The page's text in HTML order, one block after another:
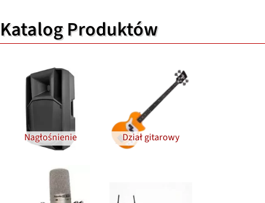
Katalog Produktów
Nagłośnienie Dział gitarowy